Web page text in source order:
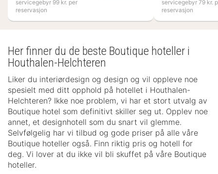
servicegebyr 99 kr. per
reservasjon
servicegebyr 79 kr.
reservasjon
Her finner du de beste Boutique hoteller i
Houthalen-Helchteren
Liker du interiørdesign og design og vil oppleve noe
spesielt med ditt opphold på hotellet i Houthalen-
Helchteren? Ikke noe problem, vi har et stort utvalg av
Boutique hotel som definitivt skiller seg ut. Opplev noe
annet, et designhotell som du snart vil glemme.
Selvfølgelig har vi tilbud og gode priser på alle våre
Boutique hoteller også. Finn riktig pris og hotell for
deg. Vi lover at du ikke vil bli skuffet på våre Boutique
hoteller.